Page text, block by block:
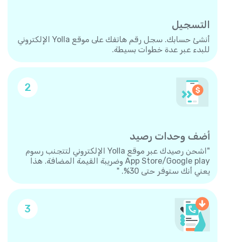
التسجيل
أنشئ حسابك. سجل رقم هاتفك على موقع Yolla الإلكتروني
للبدء عبر عدة خطوات بسيطة.
2
أضف وحدات رصيد
"اشحن رصيدك عبر موقع Yolla الإلكتروني لتتجنب رسوم
App Store/Google play وضريبة القيمة المضافة. هذا
يعني أنك ستوفر حتى 30%. "
3